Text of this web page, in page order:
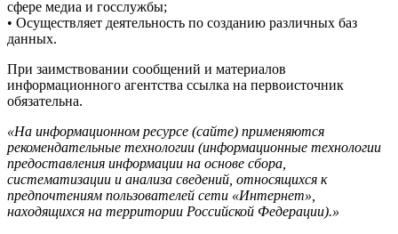
сфере медиа и госслужбы;
• Осуществляет деятельность по созданию различных баз
данных.
При заимствовании сообщений и материалов
информационного агентства ссылка на первоисточник
обязательна.
«На информационном ресурсе (сайте) применяются
рекомендательные технологии (информационные технологии
предоставления информации на основе сбора,
систематизации и анализа сведений, относящихся к
предпочтениям пользователей сети «Интернет»,
находящихся на территории Российской Федерации).»